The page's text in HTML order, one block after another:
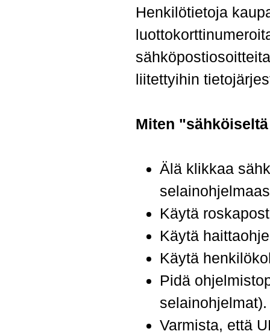
Henkilötietoja
liitettyihin
Miten
Älä klikkaa
Käytä
Käytä
Käytä
Pidä
selainohjelmat).
Varmista, että